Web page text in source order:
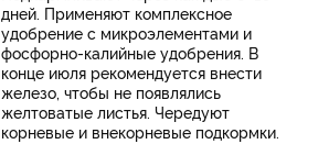
дней. Применяют комплексное
удобрение с микроэлементами и
фосфорно-калийные удобрения. В
конце июля рекомендуется внести
железо, чтобы не появлялись
желтоватые листья. Чередуют
корневые и внекорневые подкормки.